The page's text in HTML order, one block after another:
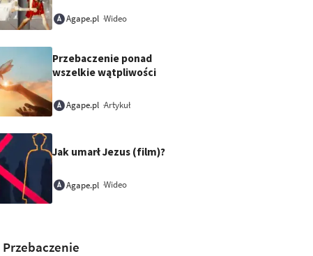
Agape.pl Wideo
Przebaczenie ponad
wszelkie wątpliwości
Agape.pl Artykuł
Jak umarł Jezus (film)?
Agape.pl Wideo
Przebaczenie